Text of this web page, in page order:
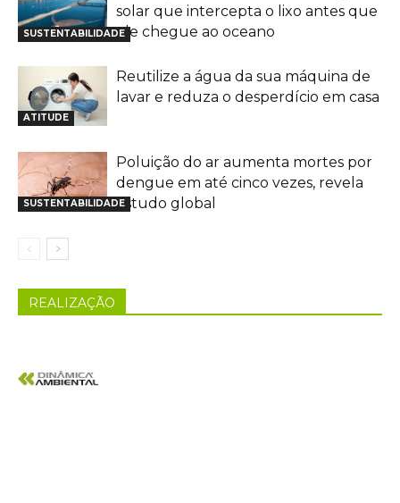
SUSTENTABILIDADE
solar que intercepta o lixo antes que
ele chegue ao oceano
ATITUDE
Reutilize a água da sua máquina de
lavar e reduza o desperdício em casa
SUSTENTABILIDADE
Poluição do ar aumenta mortes por
dengue em até cinco vezes, revela
estudo global
REALIZAÇÃO